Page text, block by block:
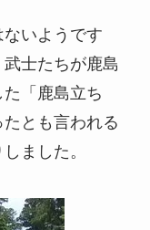
いようです
士たちが鹿島
「鹿島立ち
たとも言われる
ました。